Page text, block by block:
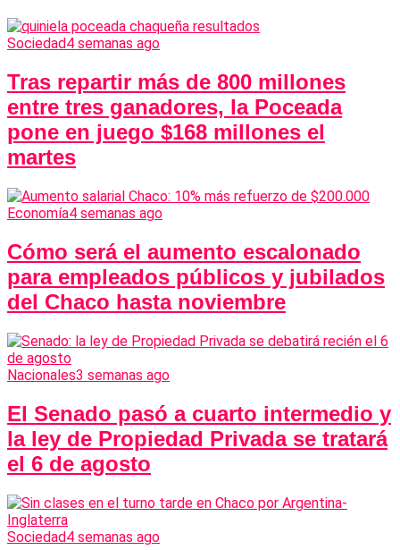
Sociedad4 semanas ago
Tras repartir más de 800 millones
entre tres ganadores, la Poceada
pone en juego $168 millones el
martes
Economía4 semanas ago
Cómo será el aumento escalonado
para empleados públicos y jubilados
del Chaco hasta noviembre
Nacionales3 semanas ago
El Senado pasó a cuarto intermedio y
la ley de Propiedad Privada se tratará
el 6 de agosto
Sociedad4 semanas ago